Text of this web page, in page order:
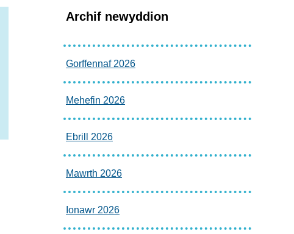
Archif newyddion
Gorffennaf 2026
Mehefin 2026
Ebrill 2026
Mawrth 2026
Ionawr 2026